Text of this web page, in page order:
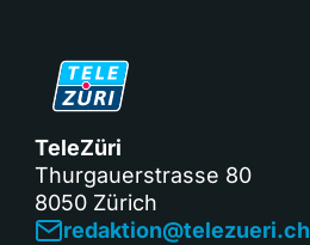
TeleZüri
Thurgauerstrasse 80
8050 Zürich
redaktion@telezueri.ch